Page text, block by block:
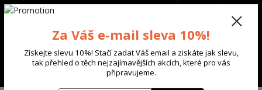
Menu
+420 702 136 620
Za Váš e-mail sleva 10%!
Získejte slevu 10%! Stačí zadat Váš email a ziskáte jak slevu,
tak přehled o těch nejzajímavějších akcích, které pro vás
připravujeme.